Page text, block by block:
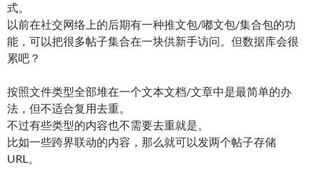
式。
以前在社交网络上的后期有一种推文包/嘟文包/集合包的功
能，可以把很多帖子集合在一块供新手访问。但数据库会很
累吧？
按照文件类型全部堆在一个文本文档/文章中是最简单的办
法，但不适合复用去重。
不过有些类型的内容也不需要去重就是。
比如一些跨界联动的内容，那么就可以发两个帖子存储
URL。